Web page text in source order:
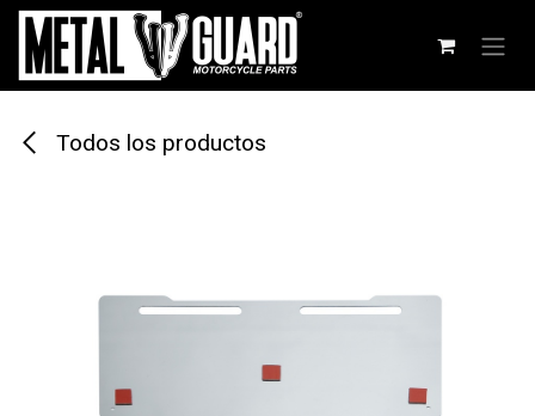
Ir al contenido
Todos los productos